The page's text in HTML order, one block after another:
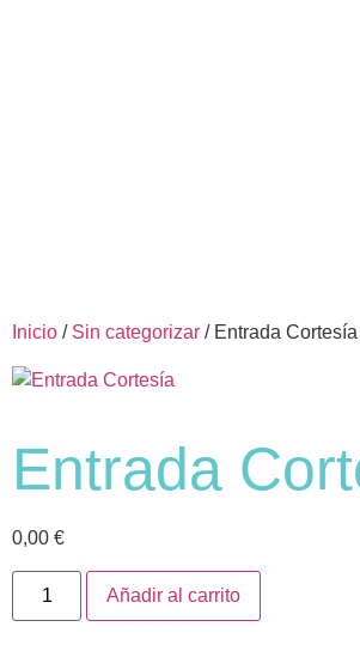
Inicio / Sin categorizar / Entrada Cortesía
Entrada
0,00 €
Añadir al carrito